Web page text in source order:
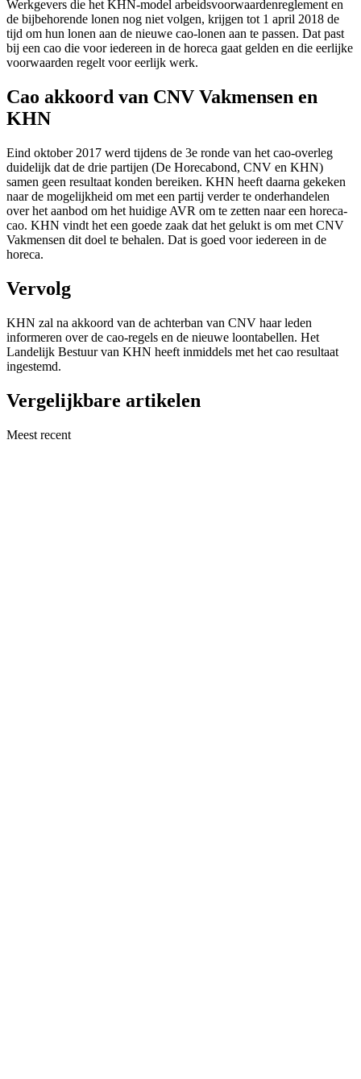
Werkgevers die het KHN-model arbeidsvoorwaardenreglement en
de bijbehorende lonen nog niet volgen, krijgen tot 1 april 2018 de
tijd om hun lonen aan de nieuwe cao-lonen aan te passen. Dat past
bij een cao die voor iedereen in de horeca gaat gelden en die eerlijke
voorwaarden regelt voor eerlijk werk.
Cao akkoord van CNV Vakmensen en
KHN
Eind oktober 2017 werd tijdens de 3e ronde van het cao-overleg
duidelijk dat de drie partijen (De Horecabond, CNV en KHN)
samen geen resultaat konden bereiken. KHN heeft daarna gekeken
naar de mogelijkheid om met een partij verder te onderhandelen
over het aanbod om het huidige AVR om te zetten naar een horeca-
cao. KHN vindt het een goede zaak dat het gelukt is om met CNV
Vakmensen dit doel te behalen. Dat is goed voor iedereen in de
horeca.
Vervolg
KHN zal na akkoord van de achterban van CNV haar leden
informeren over de cao-regels en de nieuwe loontabellen. Het
Landelijk Bestuur van KHN heeft inmiddels met het cao resultaat
ingestemd.
Vergelijkbare artikelen
Meest recent